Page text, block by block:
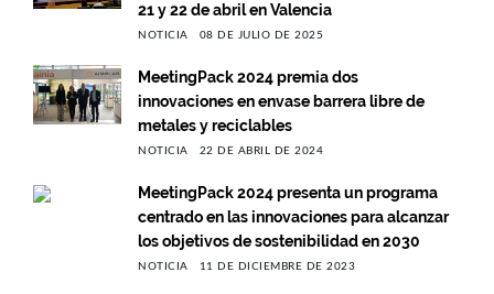
21 y 22 de abril en Valencia
NOTICIA 08 DE JULIO DE 2025
MeetingPack 2024 premia dos
innovaciones en envase barrera libre de
metales y reciclables
NOTICIA 22 DE ABRIL DE 2024
MeetingPack 2024 presenta un programa
centrado en las innovaciones para alcanzar
los objetivos de sostenibilidad en 2030
NOTICIA 11 DE DICIEMBRE DE 2023